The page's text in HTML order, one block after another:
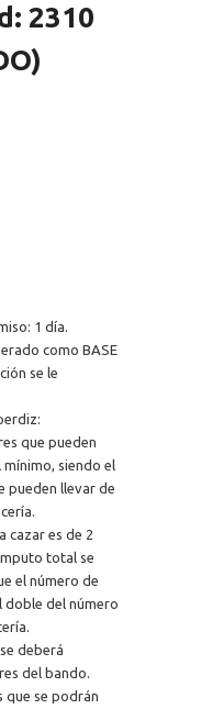
2310
1 día.
como BASE
se le
que pueden
mínimo, siendo el
pueden llevar de
cazar es de 2
total se
el número de
doble del número
deberá
del bando.
que se podrán